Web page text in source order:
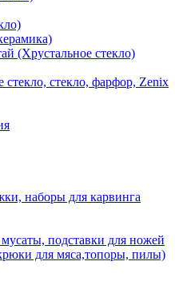
(Хрустальное стекло)
стекло, фарфор, Zenix
наборы для карвинга
подставки для ножей
для мяса,топоры, пилы)